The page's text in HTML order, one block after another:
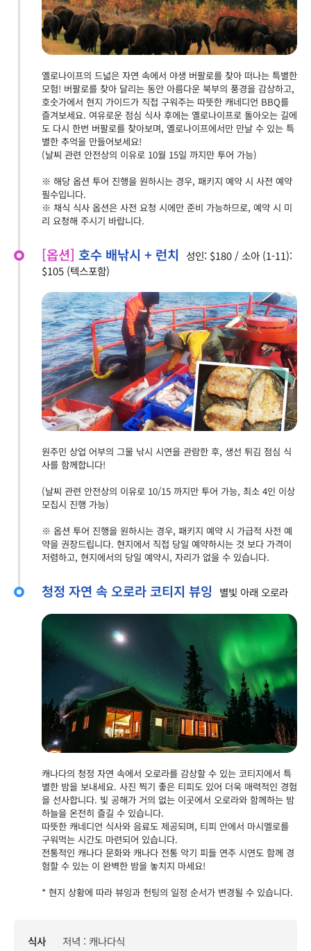
옐로나이프의 드넓은 자연 속에서 야생 버팔로를 찾아 떠나는 특별한
모험! 버팔로를 찾아 달리는 동안 아름다운 북부의 풍경을 감상하고,
호숫가에서 현지 가이드가 직접 구워주는 따뜻한 캐네디언 BBQ를
즐겨보세요. 여유로운 점심 식사 후에는 옐로나이프로 돌아오는 길에
도 다시 한번 버팔로를 찾아보며, 옐로나이프에서만 만날 수 있는 특
별한 추억을 만들어보세요!
(날씨 관련 안전상의 이유로 10월 15일 까지만 투어 가능)
※ 해당 옵션 투어 진행을 원하시는 경우, 패키지 예약 시 사전 예약
필수입니다.
※ 채식 식사 옵션은 사전 요청 시에만 준비 가능하므로, 예약 시 미
리 요청해 주시기 바랍니다.
[옵션] 호수 배낚시 + 런치
성인: $180 / 소아 (1-11):
$105 (텍스포함)
원주민 상업 어부의 그물 낚시 시연을 관람한 후, 생선 튀김 점심 식
사를 함께합니다!
(날씨 관련 안전상의 이유로 10/15 까지만 투어 가능, 최소 4인 이상
모집시 진행 가능)
※ 옵션 투어 진행을 원하시는 경우, 패키지 예약 시 가급적 사전 예
약을 권장드립니다. 현지에서 직접 당일 예약하시는 것 보다 가격이
저렴하고, 현지에서의 당일 예약시, 자리가 없을 수 있습니다.
청정 자연 속 오로라 코티지 뷰잉 별빛 아래 오로라
캐나다의 청정 자연 속에서 오로라를 감상할 수 있는 코티지에서 특
별한 밤을 보내세요. 사진 찍기 좋은 티피도 있어 더욱 매력적인 경험
을 선사합니다. 빛 공해가 거의 없는 이곳에서 오로라와 함께하는 밤
하늘을 온전히 즐길 수 있습니다.
따뜻한 캐네디언 식사와 음료도 제공되며, 티피 안에서 마시멜로를
구워먹는 시간도 마련되어 있습니다.
전통적인 캐나다 문화와 캐나다 전통 악기 피들 연주 시연도 함께 경
험할 수 있는 이 완벽한 밤을 놓치지 마세요!
* 현지 상황에 따라 뷰잉과 헌팅의 일정 순서가 변경될 수 있습니다.
식사 저녁 : 캐나다식